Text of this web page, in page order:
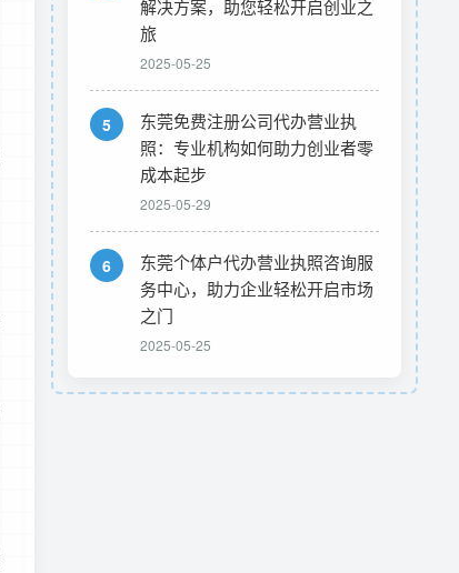
解决方案，助您轻松开启创业之
旅
2025-05-25
5
东莞免费注册公司代办营业执
照：专业机构如何助力创业者零
成本起步
2025-05-29
6
东莞个体户代办营业执照咨询服
务中心，助力企业轻松开启市场
之门
2025-05-25